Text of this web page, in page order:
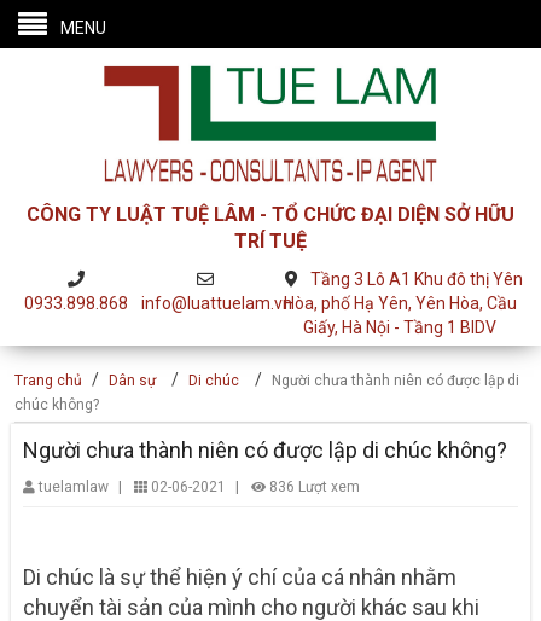
MENU
CÔNG TY LUẬT TUỆ LÂM - TỔ CHỨC ĐẠI DIỆN SỞ HỮU
TRÍ TUỆ
0933.898.868 info@luattuelam.vn
Tầng 3 Lô A1 Khu đô thị Yên
Hòa, phố Hạ Yên, Yên Hòa, Cầu
Giấy, Hà Nội - Tầng 1 BIDV
Trang chủ / Dân sự / Di chúc /
Người chưa thành niên có được lập di
chúc không?
Người chưa thành niên có được lập di chúc không?
tuelamlaw | 02-06-2021 | 836 Lượt xem
Di chúc là sự thể hiện ý chí của cá nhân nhằm
chuyển tài sản của mình cho người khác sau khi